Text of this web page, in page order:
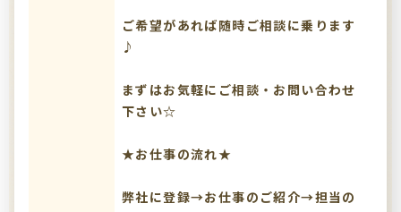
ご希望があれば随時ご相談に乗ります
♪
まずはお気軽にご相談・お問い合わせ
下さい☆
★お仕事の流れ★
弊社に登録→お仕事のご紹介→担当の